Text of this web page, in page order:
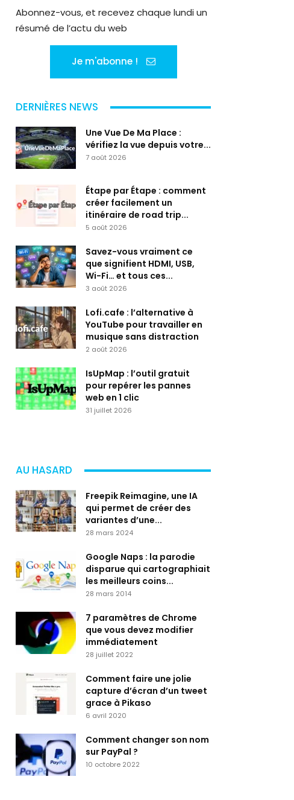
Abonnez-vous, et recevez chaque lundi un
résumé de l’actu du web
Je m'abonne !
DERNIÈRES NEWS
Une Vue De Ma Place :
vérifiez la vue depuis votre...
7 août 2026
Étape par Étape : comment
créer facilement un
itinéraire de road trip...
5 août 2026
Savez-vous vraiment ce
que signifient HDMI, USB,
Wi-Fi… et tous ces...
3 août 2026
Lofi.cafe : l’alternative à
YouTube pour travailler en
musique sans distraction
2 août 2026
IsUpMap : l’outil gratuit
pour repérer les pannes
web en 1 clic
31 juillet 2026
AU HASARD
Freepik Reimagine, une IA
qui permet de créer des
variantes d’une...
28 mars 2024
Google Naps : la parodie
disparue qui cartographiait
les meilleurs coins...
28 mars 2014
7 paramètres de Chrome
que vous devez modifier
immédiatement
28 juillet 2022
Comment faire une jolie
capture d’écran d’un tweet
grace à Pikaso
6 avril 2020
Comment changer son nom
sur PayPal ?
10 octobre 2022